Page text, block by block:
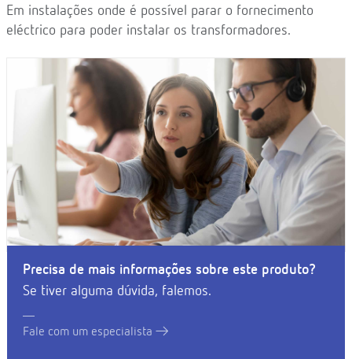
Em instalações onde é possível parar o fornecimento
eléctrico para poder instalar os transformadores.
Precisa de mais informações sobre este produto?
Se tiver alguma dúvida, falemos.
Fale com um especialista